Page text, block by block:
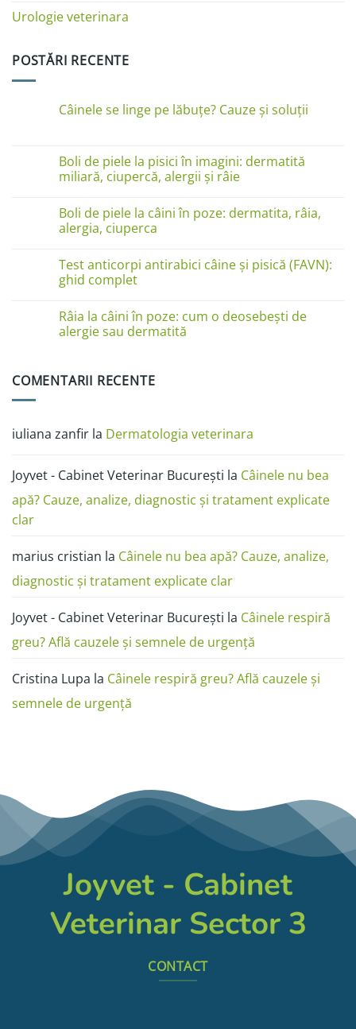
Urologie veterinara
POSTĂRI RECENTE
Câinele se linge pe lăbuțe? Cauze și soluții
Câinele
se
linge
Cauze
și
soluții
Boli de piele la pisici în imagini: dermatită
miliară, ciupercă, alergii și râie
la
Boli
de
pisici
în
imagini:
ciupercă,
alergii
și
Boli de piele la câini în poze: dermatita, râia,
alergia, ciuperca
Boli
de
câini
în
poze:
ciuperca
Test anticorpi antirabici câine și pisică (FAVN):
ghid complet
la
Test
anticorpi
pisică
Râia la câini în poze: cum o deosebești de
alergie sau dermatită
Râia
cum
o
alergie
sau
COMENTARII RECENTE
iuliana zanfir la Dermatologia veterinara
Joyvet - Cabinet Veterinar București la Câinele nu bea
apă? Cauze, analize, diagnostic și tratament explicate
clar
marius cristian la Câinele nu bea apă? Cauze, analize,
diagnostic și tratament explicate clar
Joyvet - Cabinet Veterinar București la Câinele respiră
greu? Află cauzele și semnele de urgență
Cristina Lupa la Câinele respiră greu? Află cauzele și
semnele de urgență
Joyvet - Cabinet
Veterinar Sector 3
CONTACT